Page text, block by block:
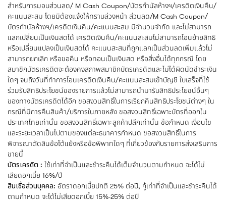
สำหรับการมอบส่วนลด/ M Cash Coupon/บัตรกำนัลห้างฯ/เครดิตเงินคืน/
คะแนนสะสม โดยมิต้องแจ้งให้ทราบล่วงหน้า ส่วนลด/M Cash Coupon/
บัตรกำนัลห้างฯ/เครดิตเงินคืน/คะแนนสะสม มีจำนวนจำกัด และไม่สามารถ
แลกเปลี่ยนเป็นเงินสดได้ เครดิตเงินคืน/คะแนนสะสมไม่สามารถโอนย้ายสิทธิ
หรือเปลี่ยนแปลงเป็นเงินสดได้ คะแนนสะสมที่ถูกแลกเป็นส่วนลดเพิ่มแล้วไม่
สามารถยกเลิก หรือขอคืน หรือทอนเป็นเงินสด หรือสิ่งอื่นได้ทุกกรณี โดย
สมาชิกบัตรเครดิตจะต้องคงสภาพสมาชิกบัตรเครดิตและไม่ได้ผิดนัดชำระเงิน
ใดๆ จนถึงวันที่ทำการโอนเครดิตเงินคืน/คะแนนสะสมเข้าบัญชี ใบเสร็จที่ใช้
ร่วมรับสิทธิประโยชน์ของรายการแล้วไม่สามารถนำมารับสิทธิประโยชน์อื่นๆ
ของทางบัตรเครดิตได้อีก ขอสงวนสิทธิ์ในการเรียกคืนสิทธิประโยชน์ต่างๆ ใน
กรณีที่มีการคืนสินค้า/บริการในภายหลัง ขอสงวนสิทธิ์เฉพาะบัตรที่ออกใน
ประเทศไทยเท่านั้น ขอสงวนสิทธิ์เฉพาะลูกค้าปลีกเท่านั้น ข้อกำหนด เงื่อนไข
และระยะเวลาเป็นไปตามของแต่ละธนาคารกำหนด ขอสงวนสิทธิ์ในการ
พิจารณาตัดสินข้อโต้แย้งหรือข้อพิพาทใดๆ ที่เกี่ยวข้องกับรายการส่งเสริมการ
ขายนี้
บัตรเครดิต : ใช้เท่าที่จำเป็นและชำระคืนได้เต็มจำนวนตามกำหนด จะได้ไม่
เสียดอกเบี้ย 16%/ปี
สินเชื่อส่วนบุคคล: อัตราดอกเบี้ยปกติ 25% ต่อปี, กู้เท่าที่จำเป็นและชำระคืนได้
ตามกำหนด จะได้ไม่เสียดอกเบี้ย 15%-25% ต่อปี